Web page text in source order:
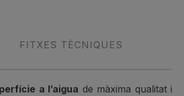
FITXES TÈCNIQUES
a l’aigua de màxima qualitat i